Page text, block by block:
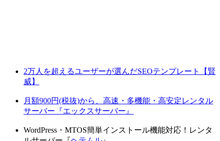
2万人を超えるユーザーが選んだSEOテンプレート【賢
威】
月額900円(税抜)から、高速・多機能・高安定レンタル
サーバー『エックスサーバー』
WordPress・MTOS簡単インストール機能対応！レンタ